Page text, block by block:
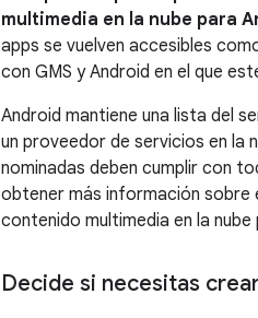
multimedia en la nube para
apps se vuelven accesibles
con GMS y Android en el que
Android mantiene una lista del
un proveedor de servicios en la
nominadas deben cumplir con
obtener más información sobre
contenido multimedia en la nube
Decide si necesitas